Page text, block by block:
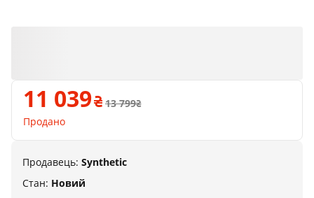
11 039
13 799
Продано
Продавець: Synthetic
Стан: Новий